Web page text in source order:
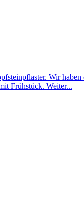
Wir
Frühstück. Weiter...